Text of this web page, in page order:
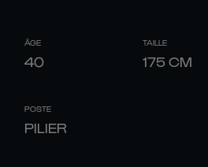
ÂGE
40
TAILLE
175 CM
POSTE
PILIER